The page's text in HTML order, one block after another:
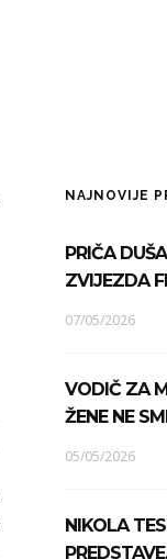
NAJNOVIJE
PRIČA
ZVIJEZDA
07/05/2026
VODIČ ZA
ŽENE NE
05/05/2026
NIKOLA